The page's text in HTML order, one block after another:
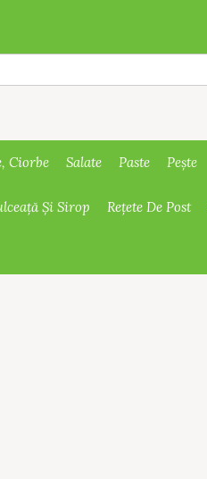
Ciorbe Salate Paste Pește
Și Sirop Rețete De Post